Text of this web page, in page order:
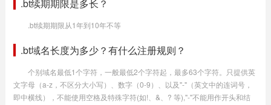
.bt续期期限是多长？
.bt续期期限从1年到10年不等
.bt域名长度为多少？有什么注册规则？
个别域名最低1个字符，一般最低2个字符起，最多63个字符。只提供英
文字母（a-z，不区分大小写）、数字（0-9）、以及"-"（英文中的连词号，
即中横线），不能使用空格及特殊字符(如!、&、? 等),"-"不能用作开头和结